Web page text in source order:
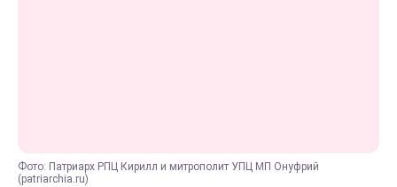
Фото: Патриарх РПЦ Кирилл и митрополит УПЦ МП Онуфрий
(patriarchia.ru)